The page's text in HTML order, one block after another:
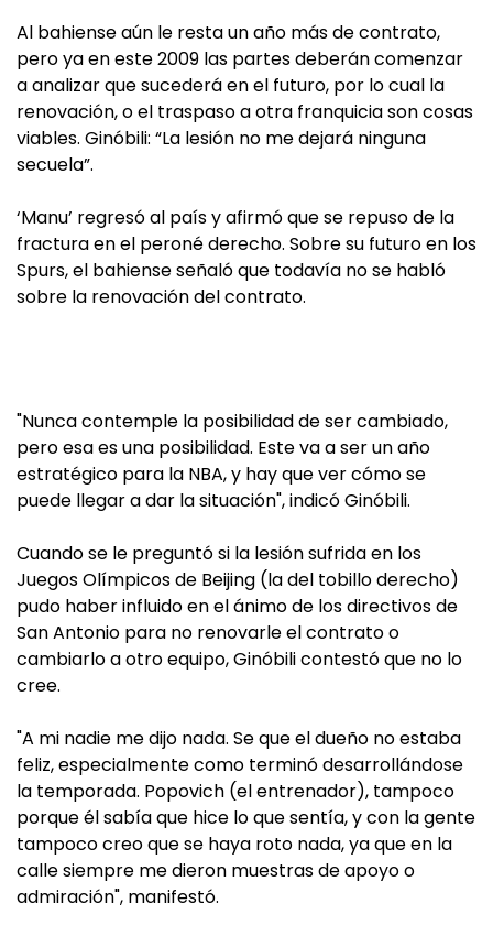
Al bahiense aún le resta un año más de contrato,
pero ya en este 2009 las partes deberán comenzar
a analizar que sucederá en el futuro, por lo cual la
renovación, o el traspaso a otra franquicia son cosas
viables. Ginóbili: “La lesión no me dejará ninguna
secuela”.
‘Manu’ regresó al país y afirmó que se repuso de la
fractura en el peroné derecho. Sobre su futuro en los
Spurs, el bahiense señaló que todavía no se habló
sobre la renovación del contrato.
"Nunca contemple la posibilidad de ser cambiado,
pero esa es una posibilidad. Este va a ser un año
estratégico para la NBA, y hay que ver cómo se
puede llegar a dar la situación", indicó Ginóbili.
Cuando se le preguntó si la lesión sufrida en los
Juegos Olímpicos de Beijing (la del tobillo derecho)
pudo haber influido en el ánimo de los directivos de
San Antonio para no renovarle el contrato o
cambiarlo a otro equipo, Ginóbili contestó que no lo
cree.
"A mi nadie me dijo nada. Se que el dueño no estaba
feliz, especialmente como terminó desarrollándose
la temporada. Popovich (el entrenador), tampoco
porque él sabía que hice lo que sentía, y con la gente
tampoco creo que se haya roto nada, ya que en la
calle siempre me dieron muestras de apoyo o
admiración", manifestó.